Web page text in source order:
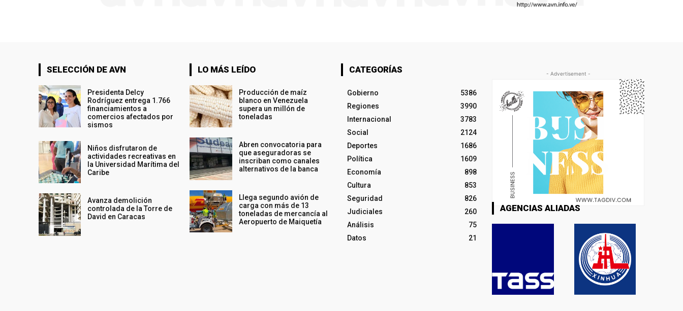
SELECCIÓN DE AVN
Presidenta Delcy
Rodríguez entrega 1.766
financiamientos a
comercios afectados por
sismos
Niños disfrutaron de
actividades recreativas en
la Universidad Marítima del
Caribe
Avanza demolición
controlada de la Torre de
David en Caracas
LO MÁS LEÍDO
Producción de maíz
blanco en Venezuela
supera un millón de
toneladas
Abren convocatoria para
que aseguradoras se
inscriban como canales
alternativos de la banca
Llega segundo avión de
carga con más de 13
toneladas de mercancía al
Aeropuerto de Maiquetía
CATEGORÍAS
Gobierno
5386
Regiones
3990
Internacional
3783
Social
2124
Deportes
1686
Política
1609
Economía
898
Cultura
853
Seguridad
826
Judiciales
260
Análisis
75
Datos
21
- Advertisement -
AGENCIAS ALIADAS